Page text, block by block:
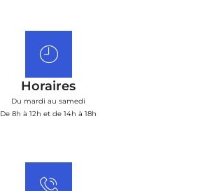
Horaires
Du mardi au samedi
De 8h à 12h et de 14h à 18h